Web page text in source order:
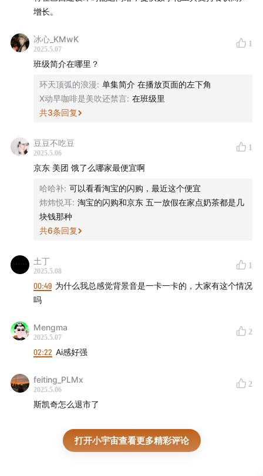
增长。
冰心_KMwK
2025.5.07
1
班级简介在哪里？
环天顶弧的浪漫: 单集简介 在播放页面的左下角
X动早咖啡是美吹还禁言: 在班级里
共3条回复
豆豆不吃豆
2025.5.06
1
京东 美团 饿了么哪家最便宜啊
哈哈补: 可以看看淘宝的闪购，最近这个便宜
炜炜悦耳: 淘宝的闪购和京东 五一放假在家点奶茶都是几
块钱那种
共6条回复
土丁
2025.5.08
1
00:49 为什么我总感觉背景音是一卡一卡的，大家有这个情况
吗
Mengma
2025.5.07
2
02:22 Ai感好强
feiting_PLMx
2025.5.06
2
斯凯奇怎么退市了
打开小宇宙查看更多精彩评论